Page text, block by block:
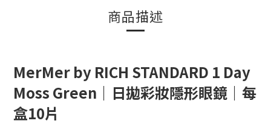
商品描述
MerMer by RICH STANDARD 1 Day
Moss Green｜日拋彩妝隱形眼鏡｜每
盒10片